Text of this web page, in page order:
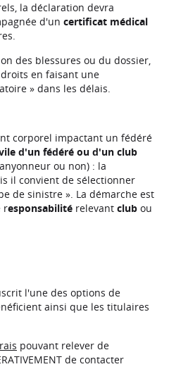
la déclaration devra
d'un certificat médical
des blessures ou du dossier,
en faisant une
» dans les délais.
corporel impactant un fédéré
d'un fédéré ou d'un club
ou non) : la
il convient de sélectionner
de sinistre ». La démarche est
responsabilité relevant club ou
l'une des options de
ainsi que les titulaires
pouvant relever de
de contacter